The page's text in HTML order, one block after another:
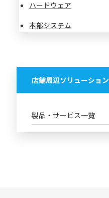
ハードウェア
本部システム
店舗周辺ソリューション
製品・サービス一覧